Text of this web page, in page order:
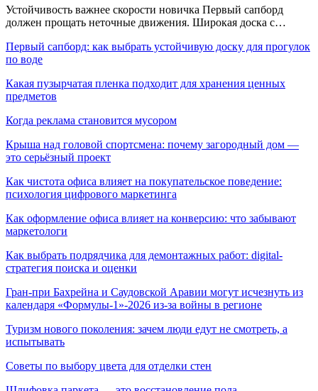
Устойчивость важнее скорости новичка Первый сапборд
должен прощать неточные движения. Широкая доска с…
Первый сапборд: как выбрать устойчивую доску для прогулок
по воде
Какая пузырчатая пленка подходит для хранения ценных
предметов
Когда реклама становится мусором
Крыша над головой спортсмена: почему загородный дом —
это серьёзный проект
Как чистота офиса влияет на покупательское поведение:
психология цифрового маркетинга
Как оформление офиса влияет на конверсию: что забывают
маркетологи
Как выбрать подрядчика для демонтажных работ: digital-
стратегия поиска и оценки
Гран-при Бахрейна и Саудовской Аравии могут исчезнуть из
календаря «Формулы-1»-2026 из-за войны в регионе
Туризм нового поколения: зачем люди едут не смотреть, а
испытывать
Советы по выбору цвета для отделки стен